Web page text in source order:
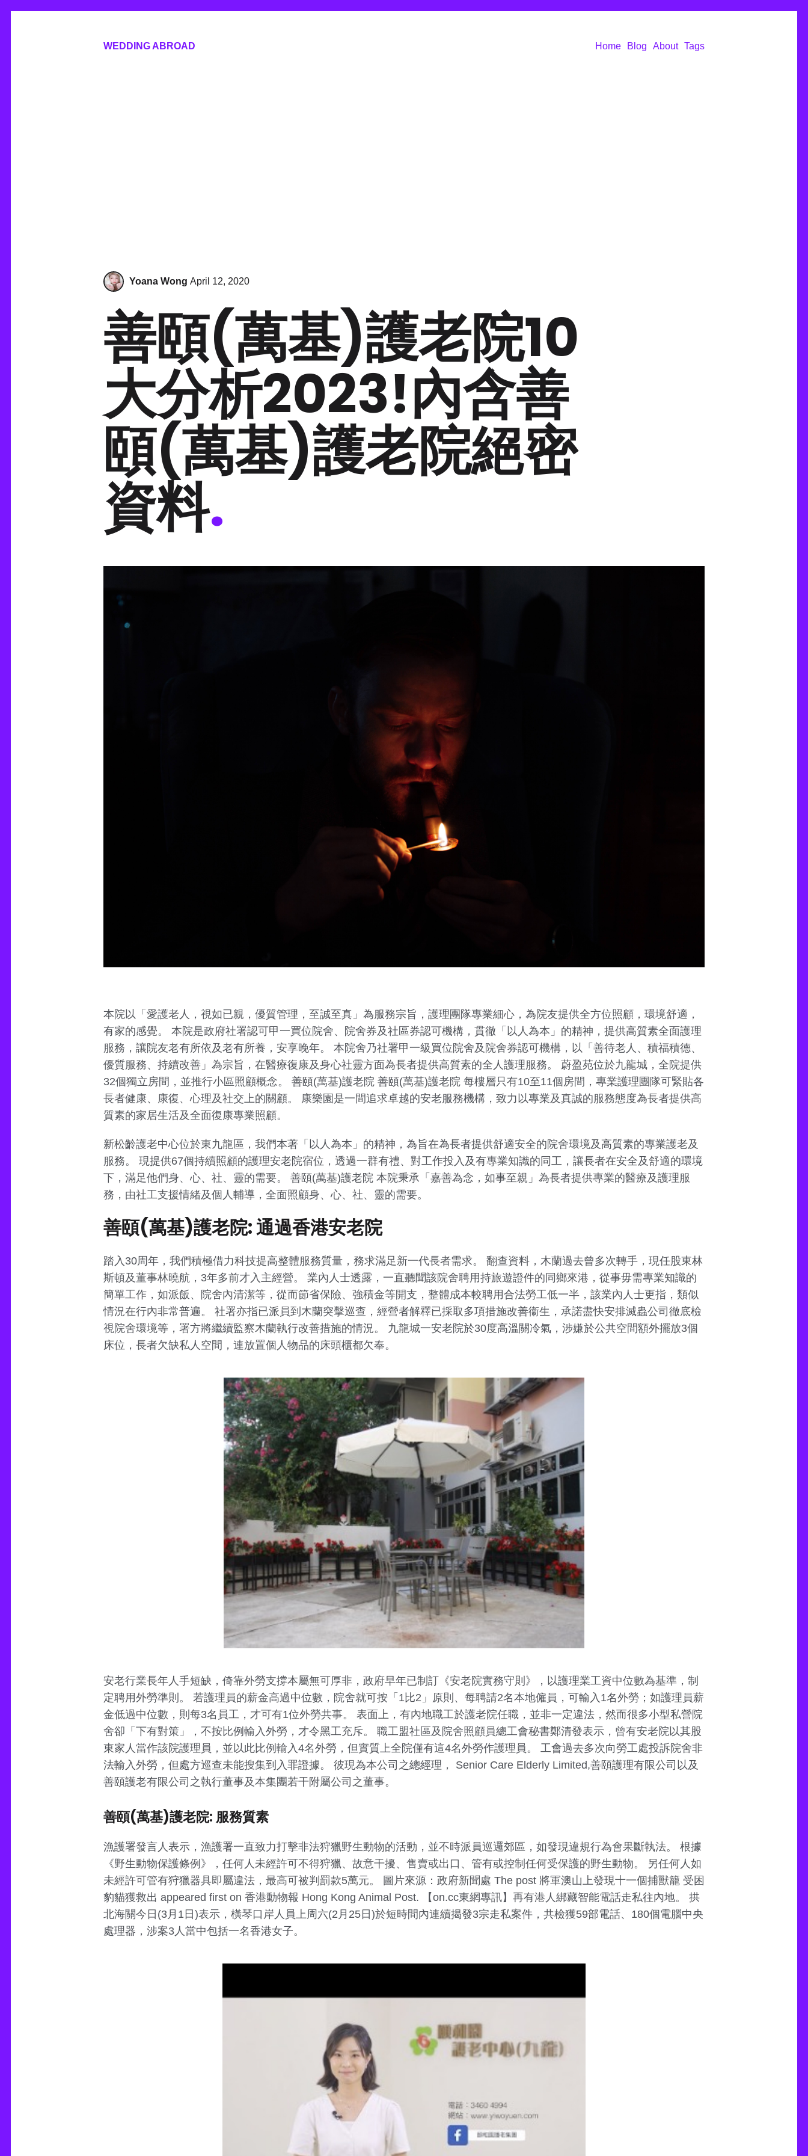
WEDDING ABROAD Home Blog About Tags
Yoana Wong April 12, 2020
善頤(萬基)護老院10
大分析2023!內含善
頤(萬基)護老院絕密
資料.
本院以「愛護老人，視如已親，優質管理，至誠至真」為服務宗旨，護理團隊專業細心，為院友提供全方位照顧，環境舒適，
有家的感覺。 本院是政府社署認可甲一買位院舍、院舍券及社區券認可機構，貫徹「以人為本」的精神，提供高質素全面護理
服務，讓院友老有所依及老有所養，安享晚年。 本院舍乃社署甲一級買位院舍及院舍券認可機構，以「善待老人、積福積德、
優質服務、持續改善」為宗旨，在醫療復康及身心社靈方面為長者提供高質素的全人護理服務。 蔚盈苑位於九龍城，全院提供
32個獨立房間，並推行小區照顧概念。 善頤(萬基)護老院 善頤(萬基)護老院 每樓層只有10至11個房間，專業護理團隊可緊貼各
長者健康、康復、心理及社交上的關顧。 康樂園是一間追求卓越的安老服務機構，致力以專業及真誠的服務態度為長者提供高
質素的家居生活及全面復康專業照顧。
新松齡護老中心位於東九龍區，我們本著「以人為本」的精神，為旨在為長者提供舒適安全的院舍環境及高質素的專業護老及
服務。 現提供67個持續照顧的護理安老院宿位，透過一群有禮、對工作投入及有專業知識的同工，讓長者在安全及舒適的環境
下，滿足他們身、心、社、靈的需要。 善頤(萬基)護老院 本院秉承「嘉善為念，如事至親」為長者提供專業的醫療及護理服
務，由社工支援情緒及個人輔導，全面照顧身、心、社、靈的需要。
善頤(萬基)護老院: 通過香港安老院
踏入30周年，我們積極借力科技提高整體服務質量，務求滿足新一代長者需求。 翻查資料，木蘭過去曾多次轉手，現任股東林
斯頓及董事林曉航，3年多前才入主經營。 業內人士透露，一直聽聞該院舍聘用持旅遊證件的同鄉來港，從事毋需專業知識的
簡單工作，如派飯、院舍內清潔等，從而節省保險、強積金等開支，整體成本較聘用合法勞工低一半，該業內人士更指，類似
情況在行內非常普遍。 社署亦指已派員到木蘭突擊巡查，經營者解釋已採取多項措施改善衞生，承諾盡快安排滅蟲公司徹底檢
視院舍環境等，署方將繼續監察木蘭執行改善措施的情況。 九龍城一安老院於30度高溫關冷氣，涉嫌於公共空間額外擺放3個
床位，長者欠缺私人空間，連放置個人物品的床頭櫃都欠奉。
安老行業長年人手短缺，倚靠外勞支撐本屬無可厚非，政府早年已制訂《安老院實務守則》，以護理業工資中位數為基準，制
定聘用外勞準則。 若護理員的薪金高過中位數，院舍就可按「1比2」原則、每聘請2名本地僱員，可輸入1名外勞；如護理員薪
金低過中位數，則每3名員工，才可有1位外勞共事。 表面上，有內地職工於護老院任職，並非一定違法，然而很多小型私營院
舍卻「下有對策」，不按比例輸入外勞，才令黑工充斥。 職工盟社區及院舍照顧員總工會秘書鄭清發表示，曾有安老院以其股
東家人當作該院護理員，並以此比例輸入4名外勞，但實質上全院僅有這4名外勞作護理員。 工會過去多次向勞工處投訴院舍非
法輸入外勞，但處方巡查未能搜集到入罪證據。 彼現為本公司之總經理， Senior Care Elderly Limited,善頤護理有限公司以及
善頤護老有限公司之執行董事及本集團若干附屬公司之董事。
善頤(萬基)護老院: 服務質素
漁護署發言人表示，漁護署一直致力打擊非法狩獵野生動物的活動，並不時派員巡邏郊區，如發現違規行為會果斷執法。 根據
《野生動物保護條例》，任何人未經許可不得狩獵、故意干擾、售賣或出口、管有或控制任何受保護的野生動物。 另任何人如
未經許可管有狩獵器具即屬違法，最高可被判罰款5萬元。 圖片來源：政府新聞處 The post 將軍澳山上發現十一個捕獸籠 受困
豹貓獲救出 appeared first on 香港動物報 Hong Kong Animal Post. 【on.cc東網專訊】再有港人綁藏智能電話走私往內地。 拱
北海關今日(3月1日)表示，橫琴口岸人員上周六(2月25日)於短時間內連續揭發3宗走私案件，共檢獲59部電話、180個電腦中央
處理器，涉案3人當中包括一名香港女子。